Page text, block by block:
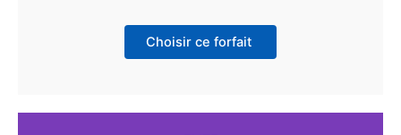
Choisir ce forfait